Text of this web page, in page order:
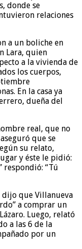
donde se
relaciones
a un boliche en
Lara, quien
a la vivienda de
los cuerpos,
En la casa ya
dueña del
real, que no
que se
su relato,
y éste le pidió:
respondió: “Tú
dijo que Villanueva
a comprar un
Luego, relató
a las 6 de la
por un